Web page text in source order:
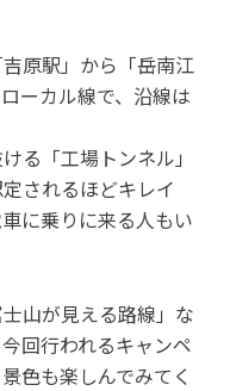
原駅」から「岳南江
ーカル線で、沿線は
る「工場トンネル」
されるほどキレイ
に乗りに来る人もい
山が見える路線」な
回行われるキャンペ
色も楽しんでみてく